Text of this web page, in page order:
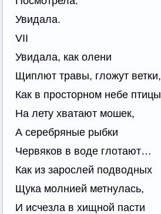
Увидала.
VII
Увидала, как олени
Щиплют травы, гложут ветки,
Как в просторном небе птицы
На лету хватают мошек,
А серебряные рыбки
Червяков в воде глотают…
Как из зарослей подводных
Щука молнией метнулась,
И исчезла в хищной пасти